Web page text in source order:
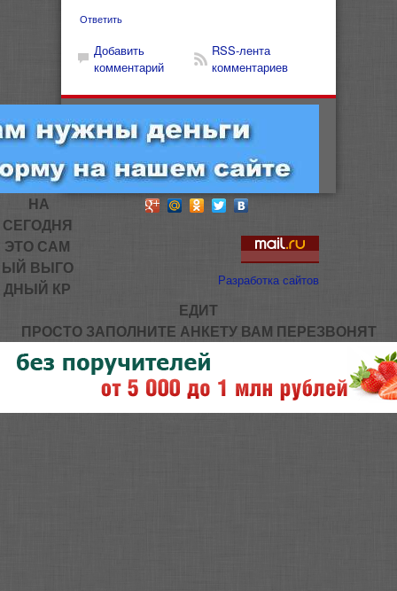
Ответить
Добавить
комментарий
RSS-лента
комментариев
Разработка сайтов
НА
СЕГОДНЯ
ЭТО САМ
ЫЙ ВЫГО
ДНЫЙ КР
ЕДИТ
ПРОСТО ЗАПОЛНИТЕ АНКЕТУ ВАМ ПЕРЕЗВОНЯТ